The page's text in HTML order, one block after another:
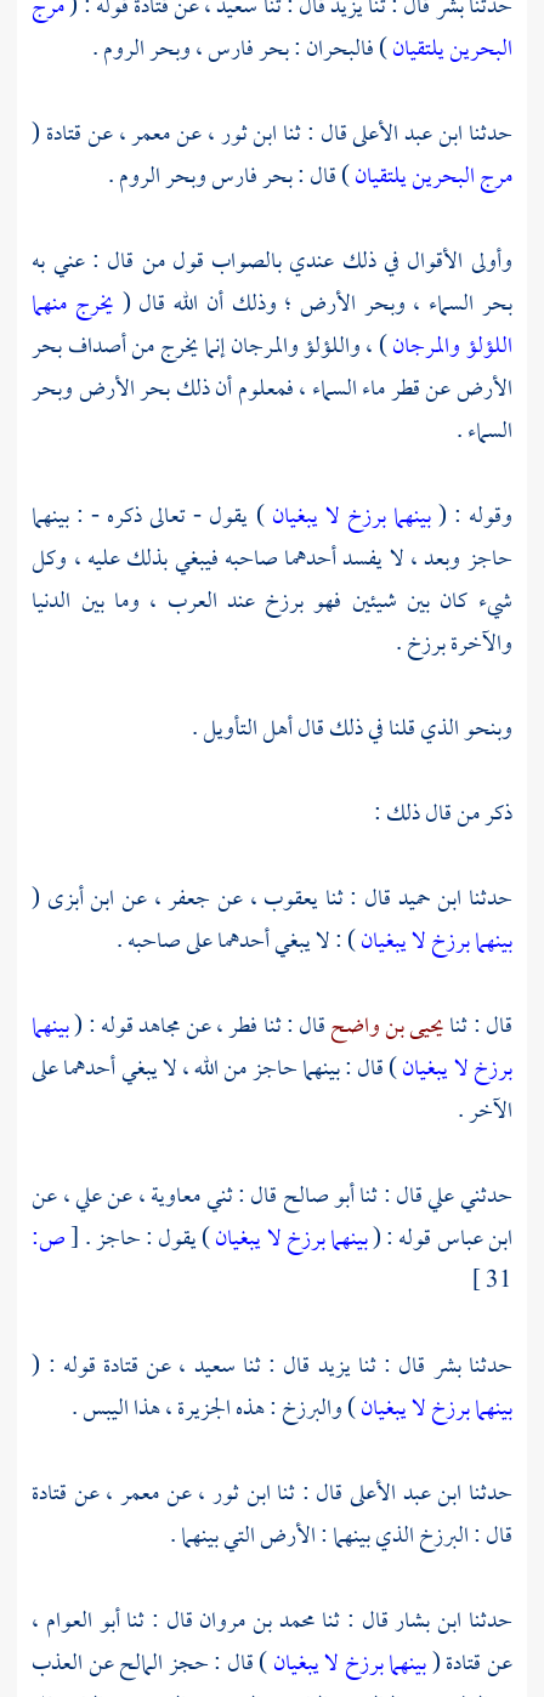
البحرين يلتقيان) فالبحران :بحر فارس ،وبحر الروم.
حدثناابن عبد الأعلىقال : ثناابن ثور، عنمعمر، عنقتادة(
مرج البحرين يلتقيان) قال :بحر فارسوبحر الروم.
وأولى الأقوال في ذلك عندي بالصواب قول من قال : عني به
بحر السماء ، وبحر الأرض ؛ وذلك أن الله قال ( يخرج منهما
اللؤلؤ والمرجان) ، واللؤلؤ والمرجان إنما يخرج من أصداف بحر
الأرض عن قطر ماء السماء ، فمعلوم أن ذلك بحر الأرض وبحر
السماء .
وقوله : (بينهما برزخ لا يبغيان) يقول - تعالى ذكره - : بينهما
حاجز وبعد ، لا يفسد أحدهما صاحبه فيبغي بذلك عليه ، وكل
شيء كان بين شيئين فهو برزخ عند العرب ، وما بين الدنيا
والآخرة برزخ .
وبنحو الذي قلنا في ذلك قال أهل التأويل .
ذكر من قال ذلك :
حدثنا ابن حميدقال : ثنايعقوب، عنجعفر، عنابن أبزى (
بينهما برزخ لا يبغيان) : لا يبغي أحدهما على صاحبه .
قال : ثنايحيى بن واضحقال : ثنافطر، عنمجاهدقوله : (بينهما
برزخ لا يبغيان) قال : بينهما حاجز من الله ، لا يبغي أحدهما على
الآخر .
حدثنيعليقال : ثناأبو صالحقال : ثنيمعاوية، عنعلي، عن
ابن عباسقوله : (بينهما برزخ لا يبغيان) يقول : حاجز .[ص:
31 ]
حدثنابشر قال : ثنايزيد قال : ثنا سعيد ، عنقتادة قوله : (
بينهما برزخ لا يبغيان) والبرزخ : هذه الجزيرة ، هذا اليبس .
حدثنا ابن عبد الأعلىقال : ثناابن ثور، عنمعمر، عنقتادة
قال : البرزخ الذي بينهما : الأرض التي بينهما .
حدثنا ابن بشارقال : ثنامحمد بن مروانقال : ثناأبو العوام ،
عنقتادة(بينهما برزخ لا يبغيان) قال : حجز المالح عن العذب